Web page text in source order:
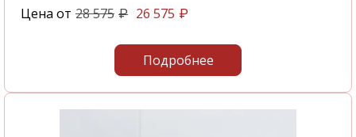
Цена от 28 575 ₽ 26 575 ₽
Подробнее